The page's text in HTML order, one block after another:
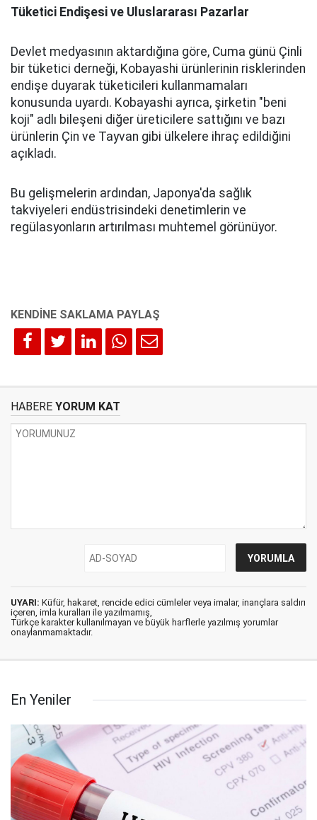
Tüketici Endişesi ve Uluslararası Pazarlar
Devlet medyasının aktardığına göre, Cuma günü Çinli
bir tüketici derneği, Kobayashi ürünlerinin risklerinden
endişe duyarak tüketicileri kullanmamaları
konusunda uyardı. Kobayashi ayrıca, şirketin "beni
koji" adlı bileşeni diğer üreticilere sattığını ve bazı
ürünlerin Çin ve Tayvan gibi ülkelere ihraç edildiğini
açıkladı.
Bu gelişmelerin ardından, Japonya'da sağlık
takviyeleri endüstrisindeki denetimlerin ve
regülasyonların artırılması muhtemel görünüyor.
HABERE YORUM KAT
UYARI: Küfür, hakaret, rencide edici cümleler veya imalar, inançlara saldırı
içeren, imla kuralları ile yazılmamış,
Türkçe karakter kullanılmayan ve büyük harflerle yazılmış yorumlar
onaylanmamaktadır.
En Yeniler